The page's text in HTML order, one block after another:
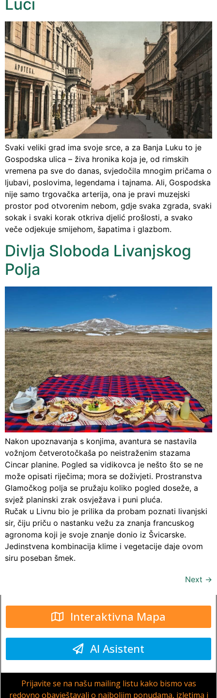
Luci
Svaki veliki grad ima svoje srce, a za Banja Luku to je
Gospodska ulica – živa hronika koja je, od rimskih
vremena pa sve do danas, svjedočila mnogim pričama o
ljubavi, poslovima, legendama i tajnama. Ali, Gospodska
nije samo trgovačka arterija, ona je pravi muzejski
prostor pod otvorenim nebom, gdje svaka zgrada, svaki
sokak i svaki korak otkriva djelić prošlosti, a svako
veče odjekuje smijehom, šapatima i glazbom.
Divlja Sloboda Livanjskog
Polja
Nakon upoznavanja s konjima, avantura se nastavila
vožnjom četverotočkaša po neistraženim stazama
Cincar planine. Pogled sa vidikovca je nešto što se ne
može opisati riječima; mora se doživjeti. Prostranstva
Glamočkog polja se pružaju koliko pogled doseže, a
svjež planinski zrak osvježava i puni pluća.
Ručak u Livnu bio je prilika da probam poznati livanjski
sir, čiju priču o nastanku vežu za znanja francuskog
agronoma koji je svoje znanje donio iz Švicarske.
Jedinstvena kombinacija klime i vegetacije daje ovom
siru poseban šmek.
Next →
Interaktivna Mapa
AI Asistent
Prijavite se na našu mailing listu kako bismo vas
redovno obavještavali o najboljim ponudama, izletima i